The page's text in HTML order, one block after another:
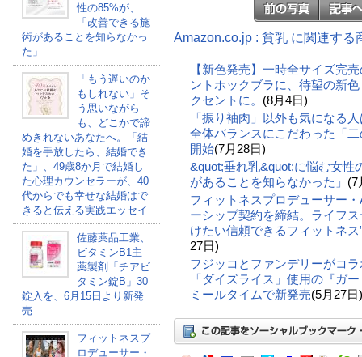
性の85%が、
「改善できる施
術があることを知らなかっ
た」
「もう遅いのか
もしれない」そ
う思いながら
も、どこかで諦
めきれないあなたへ。「結
婚を手放したら、結婚でき
た」、49歳8か月で結婚し
た心理カウンセラーが、40
代からでも幸せな結婚はで
きると伝える実践エッセイ
佐藤薬品工業、
ビタミンB1主
薬製剤「チアビ
タミン錠B」30
錠入を、6月15日より新発
売
フィットネスプ
ロデューサー・
Amazon.co.jp : 貧乳 に関連する
【新色発売】一時全サイズ完
ントホックブラに、待望の新
クセントに。 (8月4日)
「振り袖肉」以外も気になる
全体バランスにこだわった「
開始(7月28日)
&quot;垂れ乳&quot;に悩む女性
があることを知らなかった」 (7
フィットネスプロデューサー
ーシップ契約を締結。ライフ
けたい信頼できるフィットネス
27日)
フジッコとファンデリーがコ
「ダイズライス」使用の『ガ
ミールタイムで新発売(5月27日)